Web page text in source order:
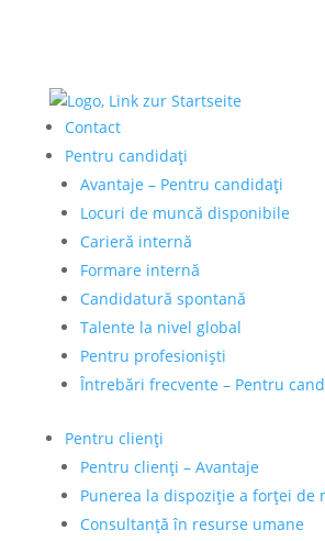
Contact
Pentru candidați
Avantaje – Pentru candidați
Locuri de muncă disponibile
Carieră internă
Formare internă
Candidatură spontană
Talente la nivel global
Pentru profesioniști
Întrebări frecvente – Pentru
Pentru clienți
Pentru clienți – Avantaje
Punerea la dispoziție a forței de
Consultanță în resurse umane